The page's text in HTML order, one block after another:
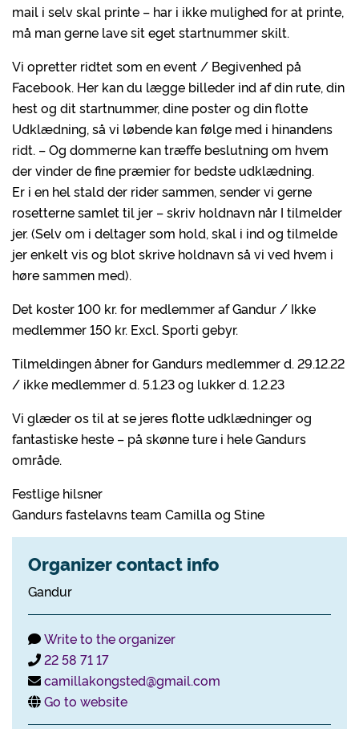
mail i selv skal printe – har i ikke mulighed for at printe,
må man gerne lave sit eget startnummer skilt.
Vi opretter ridtet som en event / Begivenhed på
Facebook. Her kan du lægge billeder ind af din rute, din
hest og dit startnummer, dine poster og din flotte
Udklædning, så vi løbende kan følge med i hinandens
ridt. – Og dommerne kan træffe beslutning om hvem
der vinder de fine præmier for bedste udklædning.
Er i en hel stald der rider sammen, sender vi gerne
rosetterne samlet til jer – skriv holdnavn når I tilmelder
jer. (Selv om i deltager som hold, skal i ind og tilmelde
jer enkelt vis og blot skrive holdnavn så vi ved hvem i
høre sammen med).
Det koster 100 kr. for medlemmer af Gandur / Ikke
medlemmer 150 kr. Excl. Sporti gebyr.
Tilmeldingen åbner for Gandurs medlemmer d. 29.12.22
/ ikke medlemmer d. 5.1.23 og lukker d. 1.2.23
Vi glæder os til at se jeres flotte udklædninger og
fantastiske heste – på skønne ture i hele Gandurs
område.
Festlige hilsner
Gandurs fastelavns team Camilla og Stine
Organizer contact info
Gandur
Write to the organizer
22 58 71 17
camillakongsted@gmail.com
Go to website